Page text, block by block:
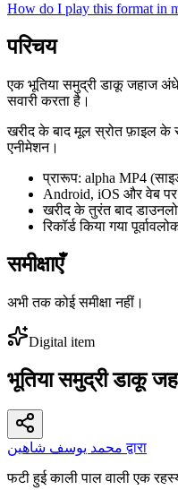
How do I play this format in
परिचय
एक भूतिया समुद्री डाकू जहाज
सवारी करता है।
खरीद के बाद मूल स्रोत फ़ाइल के
एनीमेशन।
प्रारूप: alpha MP4
Android, iOS और वेब
खरीद के तुरंत बाद
रिकॉर्ड किया गया
समीक्षाएँ
अभी तक कोई समीक्षा नहीं।
Digital item
भूतिया समुद्री डाकू
محمد يوسف شاهين द्वारा
फटी हुई काली पाल वाली एक